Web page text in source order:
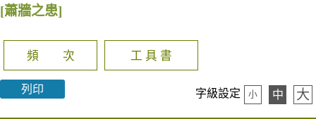
[蕭牆之患]
頻 次 工 具 書
列印 字級設定 小 中 大